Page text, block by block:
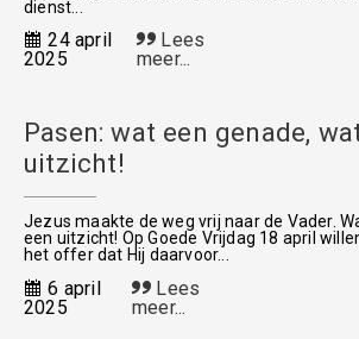
dienst...
24 april
2025
Lees
meer...
Pasen: wat een genade,
uitzicht!
Jezus maakte de weg vrij naar de Vader.
een uitzicht! Op Goede Vrijdag 18 april
het offer dat Hij daarvoor...
6 april
2025
Lees
meer...